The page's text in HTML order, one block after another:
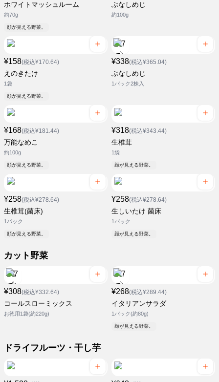
ホワイトマッシュルーム
約70g
顔が見える野菜。
ぶなしめじ
約100g
¥158(税込¥170.64)
えのきたけ
1袋
顔が見える野菜。
¥338(税込¥365.04)
ぶなしめじ
1パック2株入
¥168(税込¥181.44)
万能なめこ
約100g
顔が見える野菜。
¥318(税込¥343.44)
生椎茸
1袋
顔が見える野菜。
¥258(税込¥278.64)
生椎茸(菌床)
1パック
顔が見える野菜。
¥258(税込¥278.64)
生しいたけ 菌床
1パック
顔が見える野菜。
カット野菜
¥308(税込¥332.64)
コールスローミックス
お徳用1袋(約220g)
¥268(税込¥289.44)
イタリアンサラダ
1パック(約80g)
顔が見える野菜。
ドライフルーツ・干し芋